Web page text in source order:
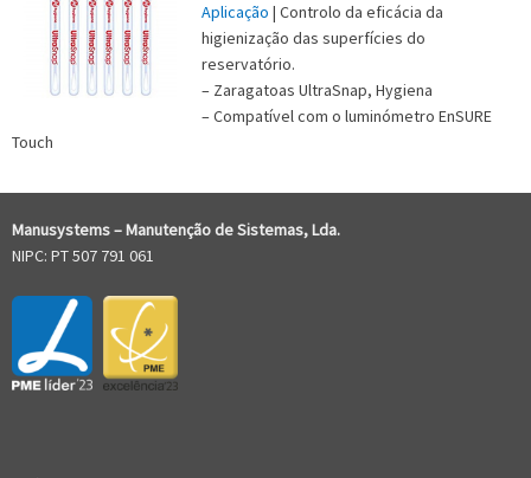
Aplicação | Controlo da eficácia da
higienização das superfícies do
reservatório.
– Zaragatoas UltraSnap, Hygiena
– Compatível com o luminómetro EnSURE
Touch
Manusystems –Manutenção de Sistemas, Lda.
NIPC: PT 507 791 061